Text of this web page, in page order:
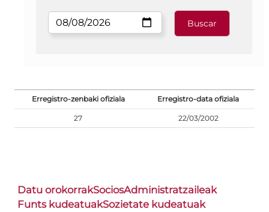
Erregistro-zenbaki ofiziala Erregistro-data ofiziala
27 22/03/2002
Datu orokorrakSociosAdministratzaileak
Funts kudeatuakSozietate kudeatuak